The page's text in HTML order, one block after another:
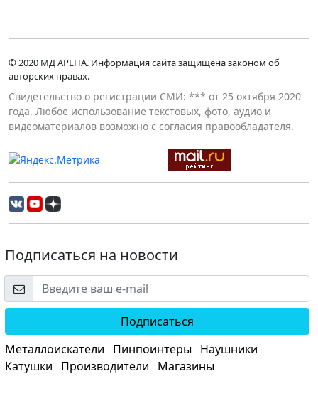
© 2020 МД АРЕНА. Информация сайта защищена законом об
авторских правах.
Свидетельство о регистрации СМИ: *** от 25 октября 2020
года. Любое использование текстовых, фото, аудио и
видеоматериалов возможно с согласия правообладателя.
Подписаться на новости
Подписаться
Металлоискатели
Пинпоинтеры Наушники
Катушки
Производители Магазины